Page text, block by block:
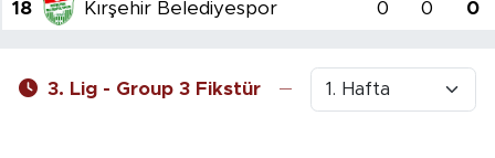
18 Kırşehir Belediyespor 0 0 0
3. Lig - Group 3 Fikstür